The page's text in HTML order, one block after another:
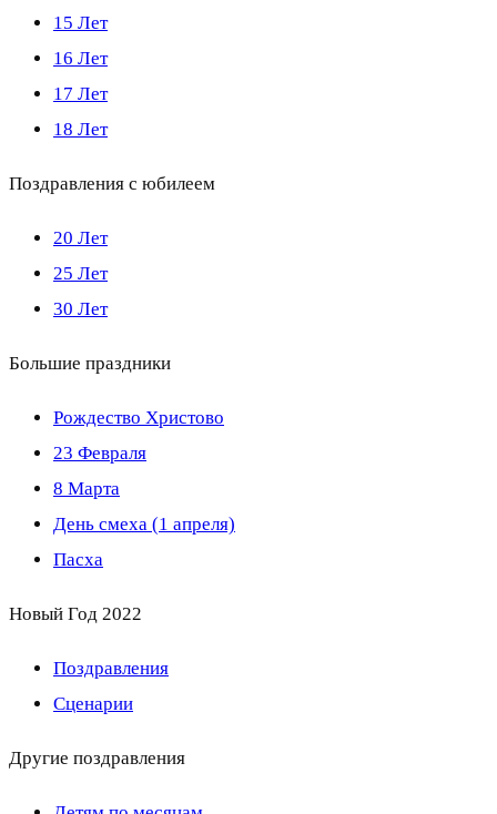
15 Лет
16 Лет
17 Лет
18 Лет
Поздравления с юбилеем
20 Лет
25 Лет
30 Лет
Большие праздники
Рождество Христово
23 Февраля
8 Марта
День смеха (1 апреля)
Пасха
Новый Год 2022
Поздравления
Сценарии
Другие поздравления